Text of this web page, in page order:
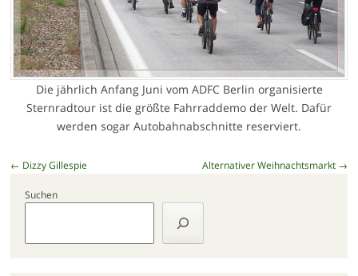
Die jährlich Anfang Juni vom ADFC Berlin organisierte
Sternradtour ist die größte Fahrraddemo der Welt. Dafür
werden sogar Autobahnabschnitte reserviert.
Beitragsnavigation
← Dizzy Gillespie Alternativer Weihnachtsmarkt →
Suchen